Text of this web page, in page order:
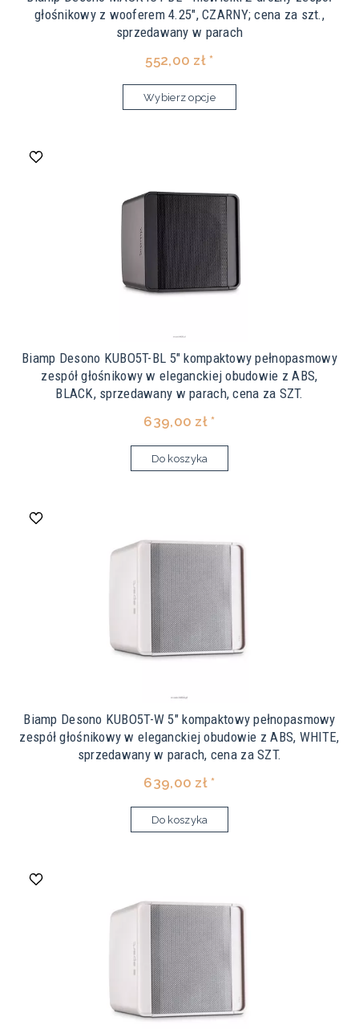
głośnikowy z wooferem 4.25", CZARNY; cena za szt.,
sprzedawany w parach
552,00 zł *
Wybierz opcje
Biamp Desono KUBO5T-BL 5" kompaktowy pełnopasmowy
zespół głośnikowy w eleganckiej obudowie z ABS,
BLACK, sprzedawany w parach, cena za SZT.
639,00 zł *
Do koszyka
Biamp Desono KUBO5T-W 5" kompaktowy pełnopasmowy
zespół głośnikowy w eleganckiej obudowie z ABS, WHITE,
sprzedawany w parach, cena za SZT.
639,00 zł *
Do koszyka